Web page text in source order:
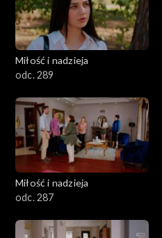
Miłość i nadzieja
odc. 289
Miłość i nadzieja
odc. 287